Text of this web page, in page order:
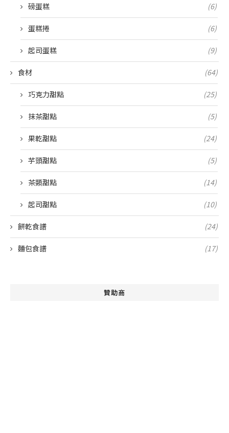
磅蛋糕 (6)
蛋糕捲 (6)
起司蛋糕 (9)
食材 (64)
巧克力甜點 (25)
抹茶甜點 (5)
果乾甜點 (24)
芋頭甜點 (5)
茶類甜點 (14)
起司甜點 (10)
餅乾食譜 (24)
麵包食譜 (17)
贊助商